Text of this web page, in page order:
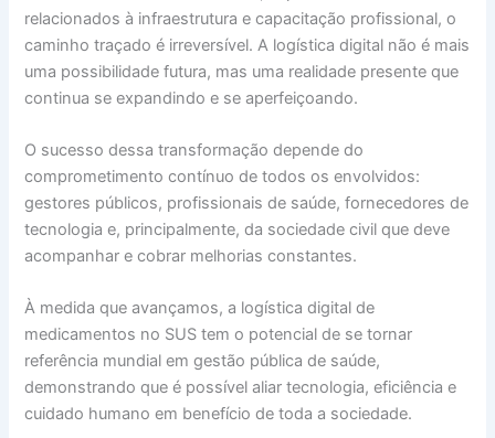
relacionados à infraestrutura e capacitação profissional, o
caminho traçado é irreversível. A logística digital não é mais
uma possibilidade futura, mas uma realidade presente que
continua se expandindo e se aperfeiçoando.
O sucesso dessa transformação depende do
comprometimento contínuo de todos os envolvidos:
gestores públicos, profissionais de saúde, fornecedores de
tecnologia e, principalmente, da sociedade civil que deve
acompanhar e cobrar melhorias constantes.
À medida que avançamos, a logística digital de
medicamentos no SUS tem o potencial de se tornar
referência mundial em gestão pública de saúde,
demonstrando que é possível aliar tecnologia, eficiência e
cuidado humano em benefício de toda a sociedade.